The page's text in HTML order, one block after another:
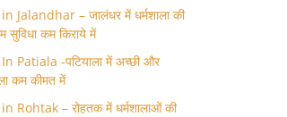
Jalandhar – जालंधर में धर्मशाला की
सुविधा कम किराये में
Patiala -पटियाला में अच्छी और
कम कीमत में
Rohtak – रोहतक में धर्मशालाओं की